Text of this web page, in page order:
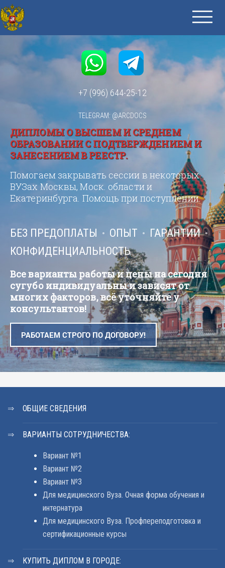
+7 (996) 644-25-12
TELEGRAM: @ARCDOCS
ДИПЛОМЫ О ВЫСШЕМ И СРЕДНЕМ
ОБРАЗОВАНИИ С ПОДТВЕРЖДЕНИЕМ И
ЗАНЕСЕНИЕМ В РЕЕСТР.
Помогаем закрывать сессии в некоторых
ВУЗах Москвы, Моск. области и
Екатеринбурга. Помощь при поступлении.
БЕЗ ПРЕДОПЛАТЫ ОПЫТ
ГАРАНТИИ
КОНФИДЕНЦИАЛЬНОСТЬ
Все варианты работы и цены на сегодня
сугубо индивидуальны и зависят от
многих факторов, всё уточняйте у
консультантов!
РАБОТАЕМ СТРОГО ПО ДОГОВОРУ!
ОБЩИЕ СВЕДЕНИЯ
ВАРИАНТЫ СОТРУДНИЧЕСТВА:
Вариант №1
Вариант №2
Вариант №3
Для медицинского Вуза. Очная форма обучения и
интернатура
Для медицинского Вуза. Профпереподготовка и
сертификационные курсы
КУПИТЬ ДИПЛОМ В ГОРОДЕ: